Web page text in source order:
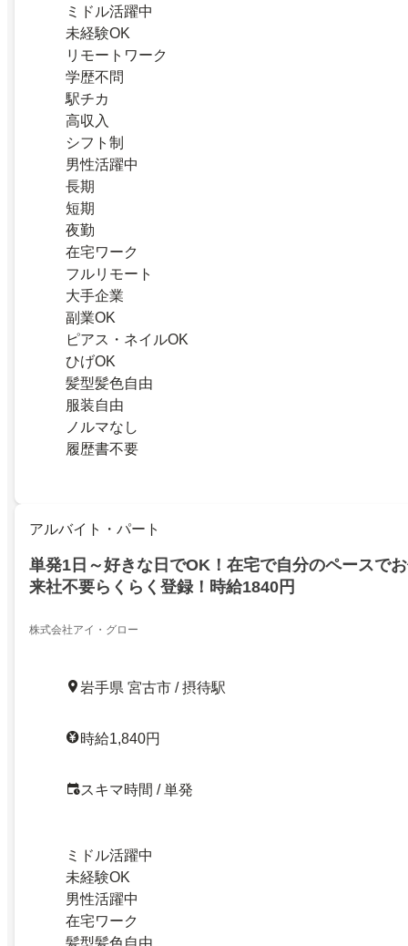
ミドル活躍中
未経験OK
リモートワーク
学歴不問
駅チカ
高収入
シフト制
男性活躍中
長期
短期
夜勤
在宅ワーク
フルリモート
大手企業
副業OK
ピアス・ネイルOK
ひげOK
髪型髪色自由
服装自由
ノルマなし
履歴書不要
アルバイト・パート
単発1日～好きな日でOK！在宅で自分のペースで
来社不要らくらく登録！時給1840円
株式会社アイ・グロー
岩手県 宮古市 / 摂待駅
時給1,840円
スキマ時間 / 単発
ミドル活躍中
未経験OK
男性活躍中
在宅ワーク
髪型髪色自由